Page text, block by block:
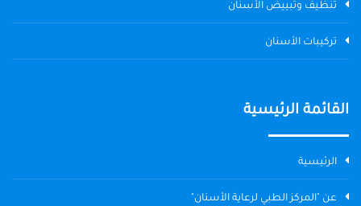
تنظيف وتبييض الأسنان
تركيبات الأسنان
القائمة الرئيسية
الرئيسية
عن "المركز الطبي لرعاية الأسنان"